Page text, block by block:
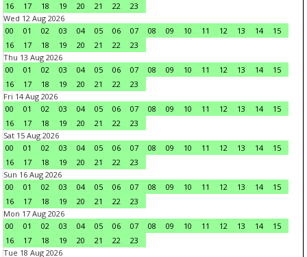
16
17 18 19 20 21 22
23
Wed 12 Aug 2026
00
01 02 03 04 05 06 07 08 09 10 11 12 13 14
15
16
17 18 19 20 21 22
23
Thu 13 Aug 2026
00
01 02 03 04 05 06 07 08 09 10 11 12 13 14
15
16
17 18 19 20 21 22
23
Fri 14 Aug 2026
00
01 02 03 04 05 06 07 08 09 10 11 12 13 14
15
16
17 18 19 20 21 22
23
Sat 15 Aug 2026
00
01 02 03 04 05 06 07 08 09 10 11 12 13 14
15
16
17 18 19 20 21 22
23
Sun 16 Aug 2026
00
01 02 03 04 05 06 07 08 09 10 11 12 13 14
15
16
17 18 19 20 21 22
23
Mon 17 Aug 2026
00
01 02 03 04 05 06 07 08 09 10 11 12 13 14
15
16
17 18 19 20 21 22
23
Tue 18 Aug 2026